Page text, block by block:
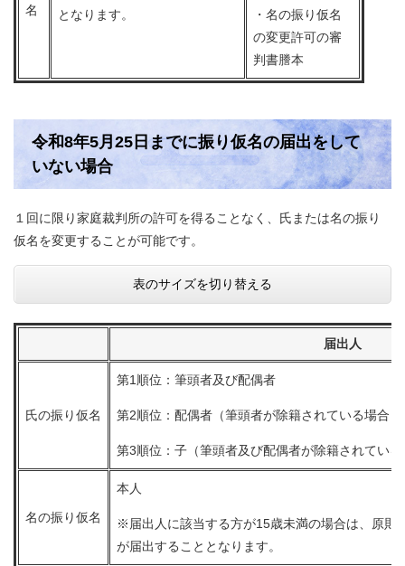
名
となります。
・名の振り仮名
の変更許可の審
判書謄本
令和8年5月25日までに振り仮名の届出をして
いない場合
１回に限り家庭裁判所の許可を得ることなく、氏または名の振り
仮名を変更することが可能です。
表のサイズを切り替える
届出人
氏の振り仮名
第1順位：筆頭者及び配偶者
第2順位：配偶者（筆頭者が除籍されている場合）
第3順位：子（筆頭者及び配偶者が除籍されてい
名の振り仮名
本人
※届出人に該当する方が15歳未満の場合は、原則
が届出することとなります。